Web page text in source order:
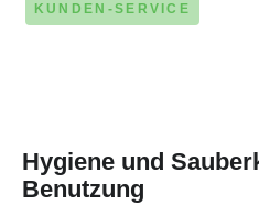
KUNDEN-SERVICE
Hygiene und
Benutzung